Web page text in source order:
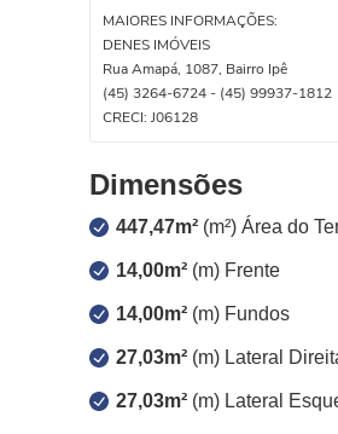
MAIORES INFORMAÇÕES:
DENES IMÓVEIS
Rua Amapá, 1087, Bairro Ipê
(45) 3264-6724 - (45) 99937-1812
CRECI: J06128
Dimensões
447,47m² (m²) Área do
14,00m² (m) Frente
14,00m² (m) Fundos
27,03m² (m) Lateral
27,03m² (m) Lateral